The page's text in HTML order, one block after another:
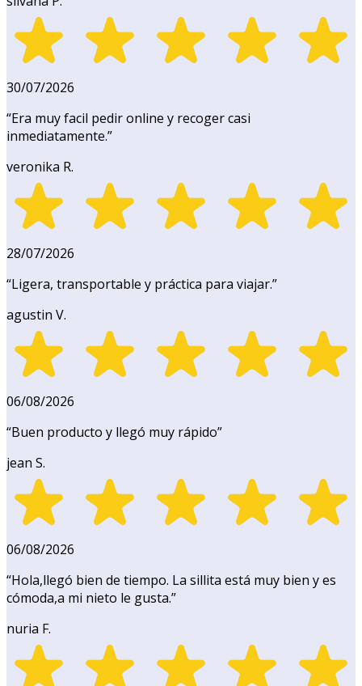
30/07/2026
“Era muy facil pedir online y recoger casi
inmediatamente.”
veronika R.
28/07/2026
“Ligera, transportable y práctica para viajar.”
agustin V.
06/08/2026
“Buen producto y llegó muy rápido”
jean S.
06/08/2026
“Hola,llegó bien de tiempo. La sillita está muy bien y es
cómoda,a mi nieto le gusta.”
nuria F.